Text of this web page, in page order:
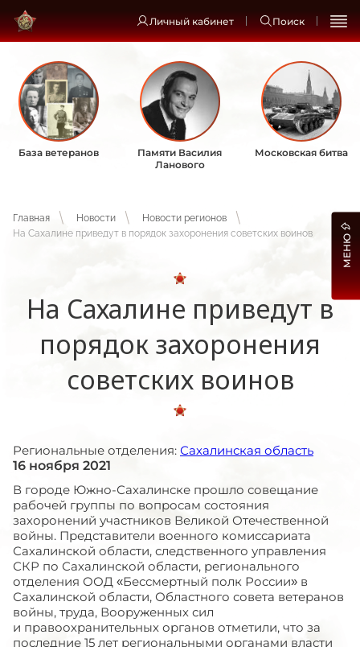
Личный кабинет Поиск
База ветеранов
Памяти Василия
Ланового
Московская битва
Главная Новости
Новости регионов
На Сахалине приведут в порядок захоронения советских воинов
На Сахалине приведут в
порядок захоронения
советских воинов
Региональные отделения: Сахалинская область
16 ноября 2021
В городе Южно-Сахалинске прошло совещание
рабочей группы по вопросам состояния
захоронений участников Великой Отечественной
войны. Представители военного комиссариата
Сахалинской области, следственного управления
СКР по Сахалинской области, регионального
отделения ООД «Бессмертный полк России» в
Сахалинской области, Областного совета ветеранов
войны, труда, Вооруженных сил
и правоохранительных органов отметили, что за
последние 15 лет региональными органами власти
МЕНЮ